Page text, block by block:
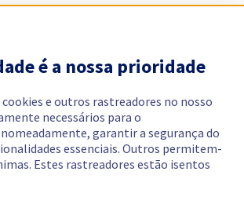
é a nossa prioridade
e outros rastreadores no nosso
necessários para o
garantir a segurança do
essenciais. Outros permitem-
Estes rastreadores estão isentos